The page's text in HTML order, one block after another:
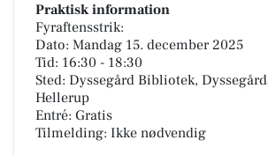
Praktisk information
Fyraftensstrik:
Dato: Mandag 15. december 2025
Tid: 16:30 - 18:30
Sted: Dyssegård Bibliotek,
Hellerup
Entré: Gratis
Tilmelding: Ikke nødvendig